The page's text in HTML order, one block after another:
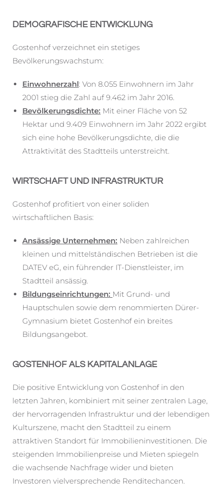
DEMOGRAFISCHE ENTWICKLUNG
Gostenhof verzeichnet ein stetiges
Bevölkerungswachstum:
Einwohnerzahl: Von 8.055 Einwohnern im Jahr
2001 stieg die Zahl auf 9.462 im Jahr 2016.
Bevölkerungsdichte: Mit einer Fläche von 52
Hektar und 9.409 Einwohnern im Jahr 2022 ergibt
sich eine hohe Bevölkerungsdichte, die die
Attraktivität des Stadtteils unterstreicht.
WIRTSCHAFT UND INFRASTRUKTUR
Gostenhof profitiert von einer soliden
wirtschaftlichen Basis:
Ansässige Unternehmen: Neben zahlreichen
kleinen und mittelständischen Betrieben ist die
DATEV eG, ein führender IT-Dienstleister, im
Stadtteil ansässig.
Bildungseinrichtungen: Mit Grund- und
Hauptschulen sowie dem renommierten Dürer-
Gymnasium bietet Gostenhof ein breites
Bildungsangebot.
GOSTENHOF ALS KAPITALANLAGE
Die positive Entwicklung von Gostenhof in den
letzten Jahren, kombiniert mit seiner zentralen Lage,
der hervorragenden Infrastruktur und der lebendigen
Kulturszene, macht den Stadtteil zu einem
attraktiven Standort für Immobilieninvestitionen. Die
steigenden Immobilienpreise und Mieten spiegeln
die wachsende Nachfrage wider und bieten
Investoren vielversprechende Renditechancen.